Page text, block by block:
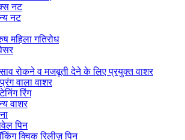
नट
नट
महिला गतिरोध
रोकने व मजबूती देने के लिए प्रयुक्त वाशर
वाला वाशर
रिंग
वाशर
पिन
क्विक रिलीज़ पिन